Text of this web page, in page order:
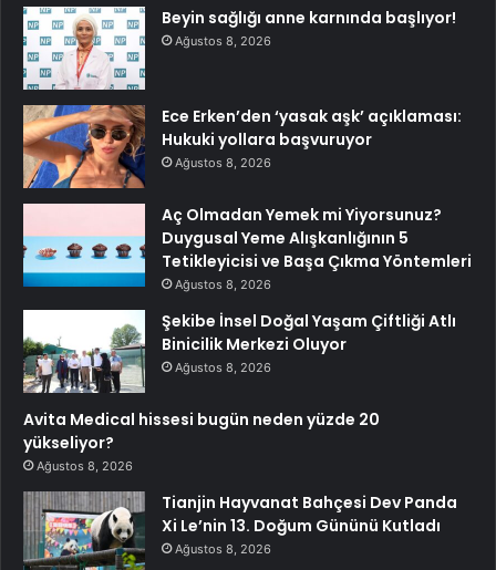
Beyin sağlığı anne karnında başlıyor!
Ağustos 8, 2026
Ece Erken’den ‘yasak aşk’ açıklaması:
Hukuki yollara başvuruyor
Ağustos 8, 2026
Aç Olmadan Yemek mi Yiyorsunuz?
Duygusal Yeme Alışkanlığının 5
Tetikleyicisi ve Başa Çıkma Yöntemleri
Ağustos 8, 2026
Şekibe İnsel Doğal Yaşam Çiftliği Atlı
Binicilik Merkezi Oluyor
Ağustos 8, 2026
Avita Medical hissesi bugün neden yüzde 20
yükseliyor?
Ağustos 8, 2026
Tianjin Hayvanat Bahçesi Dev Panda
Xi Le’nin 13. Doğum Gününü Kutladı
Ağustos 8, 2026